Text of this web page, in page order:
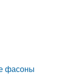
фасоны